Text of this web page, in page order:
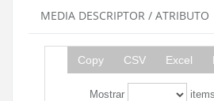
MEDIA DESCRIPTOR / ATRIBUTO
Copy CSV Excel
Mostrar